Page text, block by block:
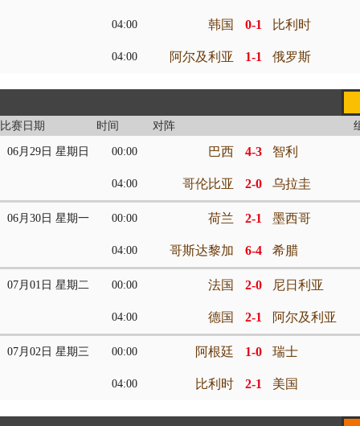
04:00 韩国 0-1 比利时
04:00 阿尔及利亚 1-1 俄罗斯
比赛日期 时间 对阵
06月29日 星期日 00:00 巴西 4-3 智利
04:00 哥伦比亚 2-0 乌拉圭
06月30日 星期一 00:00 荷兰 2-1 墨西哥
04:00 哥斯达黎加 6-4 希腊
07月01日 星期二 00:00 法国 2-0 尼日利亚
04:00 德国 2-1 阿尔及利亚
07月02日 星期三 00:00 阿根廷 1-0 瑞士
04:00 比利时 2-1 美国